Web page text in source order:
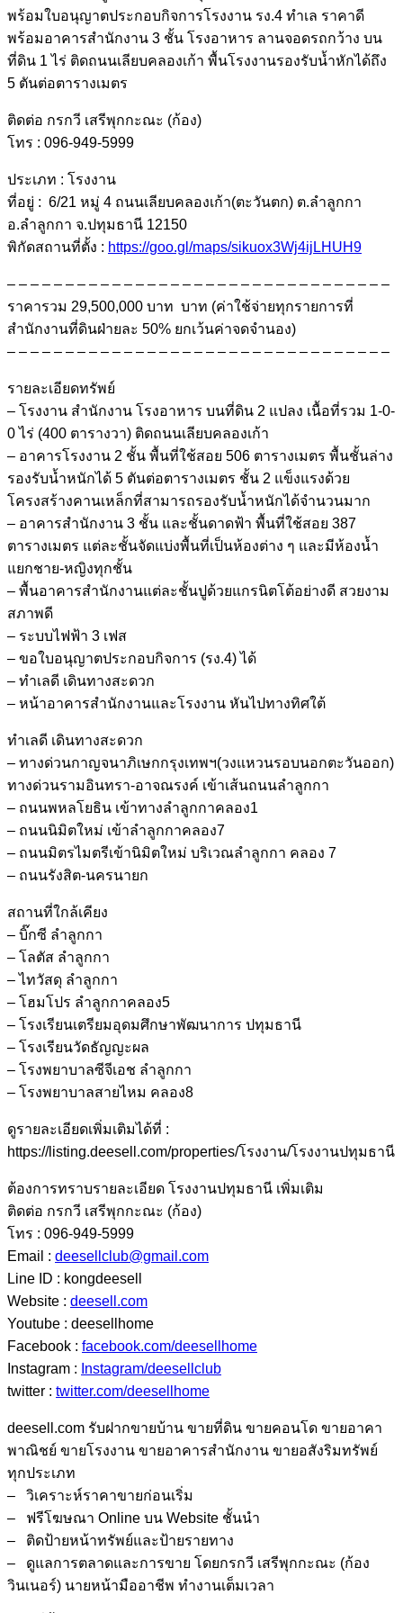
พร้อมใบอนุญาตประกอบกิจการโรงงาน รง.4 ทำเล ราคาดี
พร้อมอาคารสำนักงาน 3 ชั้น โรงอาหาร ลานจอดรถกว้าง บน
ที่ดิน 1 ไร่ ติดถนนเลียบคลองเก้า พื้นโรงงานรองรับน้ำหักได้ถึง
5 ตันต่อตารางเมตร
ติดต่อ กรกวี เสรีพุกกะณะ (ก้อง)
โทร : 096-949-5999
ประเภท : โรงงาน
ที่อยู่ : 6/21 หมู่ 4 ถนนเลียบคลองเก้า(ตะวันตก) ต.ลำลูกกา
อ.ลำลูกกา จ.ปทุมธานี 12150
พิกัดสถานที่ตั้ง : https://goo.gl/maps/sikuox3Wj4ijLHUH9
– – – – – – – – – – – – – – – – – – – – – – – – – – – – – – – – –
ราคารวม 29,500,000 บาท บาท (ค่าใช้จ่ายทุกรายการที่
สำนักงานที่ดินฝ่ายละ 50% ยกเว้นค่าจดจำนอง)
– – – – – – – – – – – – – – – – – – – – – – – – – – – – – – – – –
รายละเอียดทรัพย์
– โรงงาน สำนักงาน โรงอาหาร บนที่ดิน 2 แปลง เนื้อที่รวม 1-0-
0 ไร่ (400 ตารางวา) ติดถนนเลียบคลองเก้า
– อาคารโรงงาน 2 ชั้น พื้นที่ใช้สอย 506 ตารางเมตร พื้นชั้นล่าง
รองรับน้ำหนักได้ 5 ตันต่อตารางเมตร ชั้น 2 แข็งแรงด้วย
โครงสร้างคานเหล็กที่สามารถรองรับน้ำหนักได้จำนวนมาก
– อาคารสำนักงาน 3 ชั้น และชั้นดาดฟ้า พื้นที่ใช้สอย 387
ตารางเมตร แต่ละชั้นจัดแบ่งพื้นที่เป็นห้องต่าง ๆ และมีห้องน้ำ
แยกชาย-หญิงทุกชั้น
– พื้นอาคารสำนักงานแต่ละชั้นปูด้วยแกรนิตโต้อย่างดี สวยงาม
สภาพดี
– ระบบไฟฟ้า 3 เฟส
– ขอใบอนุญาตประกอบกิจการ (รง.4) ได้
– ทำเลดี เดินทางสะดวก
– หน้าอาคารสำนักงานและโรงงาน หันไปทางทิศใต้
ทำเลดี เดินทางสะดวก
– ทางด่วนกาญจนาภิเษกกรุงเทพฯ(วงแหวนรอบนอกตะวันออก)
ทางด่วนรามอินทรา-อาจณรงค์ เข้าเส้นถนนลำลูกกา
– ถนนพหลโยธิน เข้าทางลำลูกกาคลอง1
– ถนนนิมิตใหม่ เข้าลำลูกกาคลอง7
– ถนนมิตรไมตรีเข้านิมิตใหม่ บริเวณลำลูกกา คลอง 7
– ถนนรังสิต-นครนายก
สถานที่ใกล้เคียง
– บิ๊กซี ลำลูกกา
– โลตัส ลำลูกกา
– ไทวัสดุ ลำลูกกา
– โฮมโปร ลำลูกกาคลอง5
– โรงเรียนเตรียมอุดมศึกษาพัฒนาการ ปทุมธานี
– โรงเรียนวัดธัญญะผล
– โรงพยาบาลซีจีเอช ลำลูกกา
– โรงพยาบาลสายไหม คลอง8
ดูรายละเอียดเพิ่มเติมได้ที่ :
https://listing.deesell.com/properties/โรงงาน/โรงงานปทุมธานี
ต้องการทราบรายละเอียด โรงงานปทุมธานี เพิ่มเติม
ติดต่อ กรกวี เสรีพุกกะณะ (ก้อง)
โทร : 096-949-5999
Email : deesellclub@gmail.com
Line ID : kongdeesell
Website : deesell.com
Youtube : deesellhome
Facebook : facebook.com/deesellhome
Instagram : Instagram/deesellclub
twitter : twitter.com/deesellhome
deesell.com รับฝากขายบ้าน ขายที่ดิน ขายคอนโด ขายอาคา
พาณิชย์ ขายโรงงาน ขายอาคารสำนักงาน ขายอสังริมทรัพย์
ทุกประเภท
– วิเคราะห์ราคาขายก่อนเริ่ม
– ฟรีโฆษณา Online บน Website ชั้นนำ
– ติดป้ายหน้าทรัพย์และป้ายรายทาง
– ดูแลการตลาดและการขาย โดยกรกวี เสรีพุกกะณะ (ก้อง
วินเนอร์) นายหน้ามืออาชีพ ทำงานเต็มเวลา